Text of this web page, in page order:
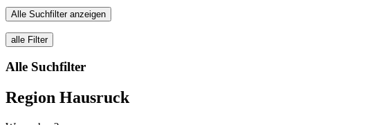
Alle Suchfilter anzeigen
alle Filter
Alle Suchfilter
Region Hausruck